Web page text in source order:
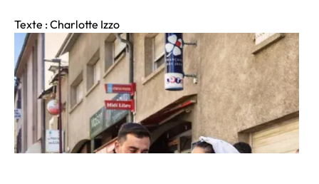
Texte : Charlotte Izzo